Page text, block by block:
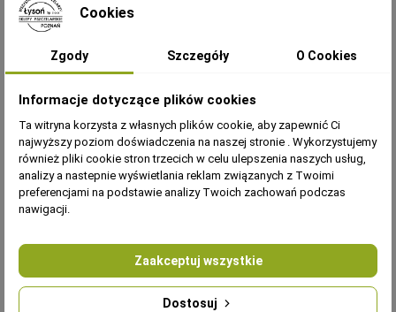
BUTELKA 100ML Z ATOMIZEREM - 1 SZTUKA
OPIS
Buteleczka szklana brązowa 100 ml + atomizer (1szt)
Butelka wykonana z ciemnego - brązowego szkła.
Cookies
Zgody Szczegóły O Cookies
Informacje dotyczące plików cookies
Ta witryna korzysta z własnych plików cookie, aby zapewnić Ci
najwyższy poziom doświadczenia na naszej stronie . Wykorzystujemy
również pliki cookie stron trzecich w celu ulepszenia naszych usług,
analizy a nastepnie wyświetlania reklam związanych z Twoimi
preferencjami na podstawie analizy Twoich zachowań podczas
nawigacji.
Dostosuj
Zaakceptuj wszystkie